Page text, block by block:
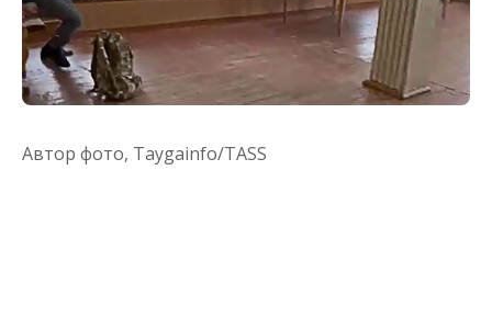
Автор фото, Taygainfo/TASS